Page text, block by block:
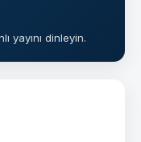
yayını dinleyin.